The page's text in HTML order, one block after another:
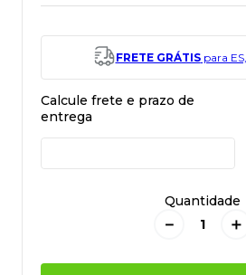
FRETE GRÁTISpara
Quantidade
＋
－